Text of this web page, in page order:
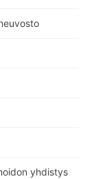
yhdistys